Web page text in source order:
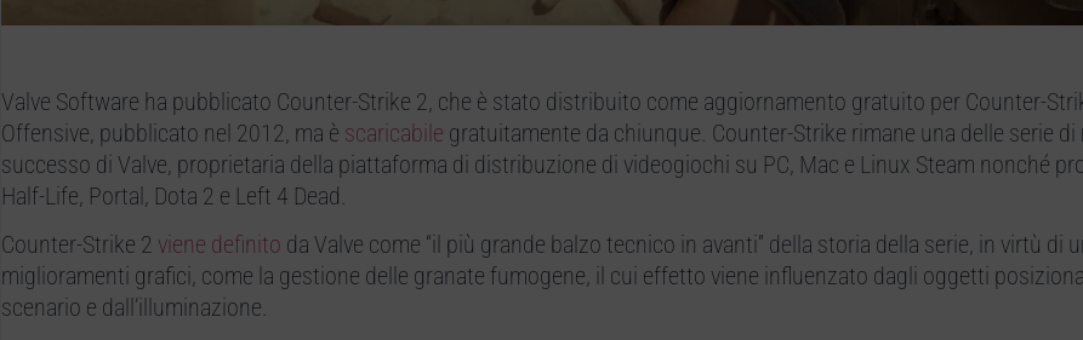
Valve Software ha pubblicato Counter-Strike 2, che è stato distribuito come aggiornamento gratuito per Counter-
Offensive, pubblicato nel 2012, ma è scaricabile gratuitamente da chiunque. Counter-Strike rimane una delle serie
successo di Valve, proprietaria della piattaforma di distribuzione di videogiochi su PC, Mac e Linux Steam nonché
Half-Life, Portal, Dota 2 e Left 4 Dead.
Counter-Strike 2 viene definito da Valve come “il più grande balzo tecnico in avanti” della storia della serie, in virtù di
miglioramenti grafici, come la gestione delle granate fumogene, il cui effetto viene influenzato dagli oggetti
scenario e dall’illuminazione.